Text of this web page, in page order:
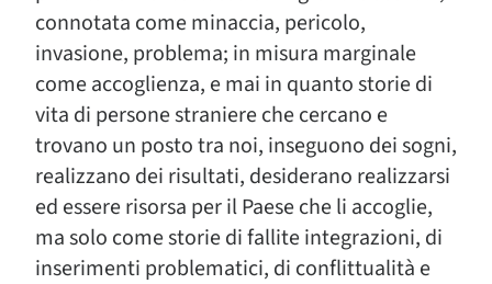
connotata come minaccia, pericolo,
invasione, problema; in misura marginale
come accoglienza, e mai in quanto storie di
vita di persone straniere che cercano e
trovano un posto tra noi, inseguono dei sogni,
realizzano dei risultati, desiderano realizzarsi
ed essere risorsa per il Paese che li accoglie,
ma solo come storie di fallite integrazioni, di
inserimenti problematici, di conflittualità e